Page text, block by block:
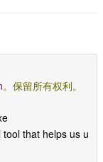
。保留所有权利。
tool that helps us u